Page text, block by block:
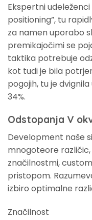
Ekspertni
positioning”, tu
za namen uporabo
premikajočimi se
taktika potrebuje
kot tudi je bila
pogojih, tu je
34%.
Odstopanja V
Development naše
mnogoteore
značilnostmi,
pristopom.
izbiro optimalne
Značilnost